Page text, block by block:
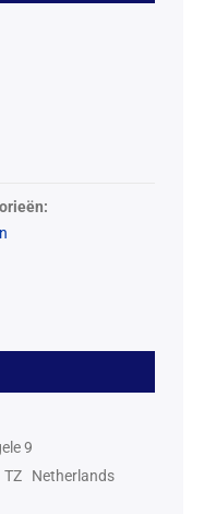
9
TZ
Netherlands